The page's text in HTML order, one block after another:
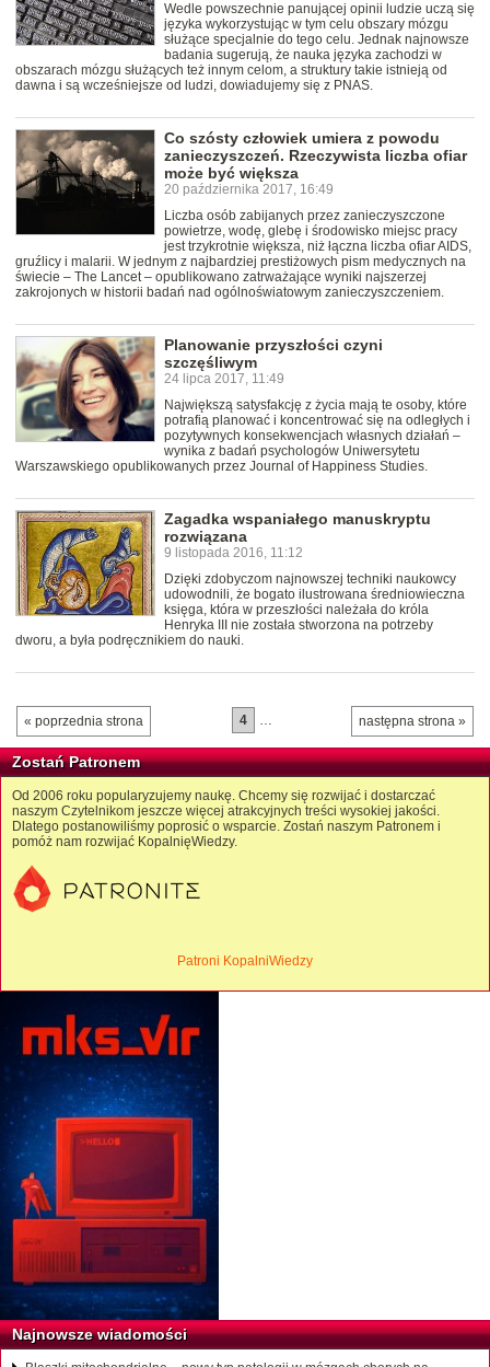
Wedle powszechnie panującej opinii ludzie uczą się
języka wykorzystując w tym celu obszary mózgu
służące specjalnie do tego celu. Jednak najnowsze
badania sugerują, że nauka języka zachodzi w
obszarach mózgu służących też innym celom, a struktury takie istnieją od
dawna i są wcześniejsze od ludzi, dowiadujemy się z PNAS.
Co szósty człowiek umiera z powodu
zanieczyszczeń. Rzeczywista liczba ofiar
może być większa
20 października 2017, 16:49
Liczba osób zabijanych przez zanieczyszczone
powietrze, wodę, glebę i środowisko miejsc pracy
jest trzykrotnie większa, niż łączna liczba ofiar AIDS,
gruźlicy i malarii. W jednym z najbardziej prestiżowych pism medycznych na
świecie – The Lancet – opublikowano zatrważające wyniki najszerzej
zakrojonych w historii badań nad ogólnoświatowym zanieczyszczeniem.
Planowanie przyszłości czyni
szczęśliwym
24 lipca 2017, 11:49
Największą satysfakcję z życia mają te osoby, które
potrafią planować i koncentrować się na odległych i
pozytywnych konsekwencjach własnych działań –
wynika z badań psychologów Uniwersytetu
Warszawskiego opublikowanych przez Journal of Happiness Studies.
Zagadka wspaniałego manuskryptu
rozwiązana
9 listopada 2016, 11:12
Dzięki zdobyczom najnowszej techniki naukowcy
udowodnili, że bogato ilustrowana średniowieczna
księga, która w przeszłości należała do króla
Henryka III nie została stworzona na potrzeby
dworu, a była podręcznikiem do nauki.
« poprzednia strona następna strona »
4 …
Zostań Patronem
Od 2006 roku popularyzujemy naukę. Chcemy się rozwijać i dostarczać
naszym Czytelnikom jeszcze więcej atrakcyjnych treści wysokiej jakości.
Dlatego postanowiliśmy poprosić o wsparcie. Zostań naszym Patronem i
pomóż nam rozwijać KopalnięWiedzy.
Patroni KopalniWiedzy
Najnowsze wiadomości